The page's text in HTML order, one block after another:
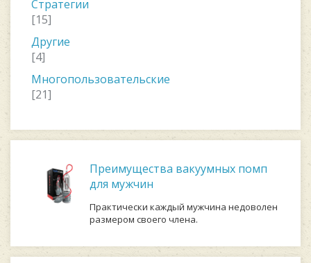
Стратегии
[15]
Другие
[4]
Многопользовательские
[21]
Преимущества вакуумных помп
для мужчин
Практически каждый мужчина недоволен
размером своего члена.